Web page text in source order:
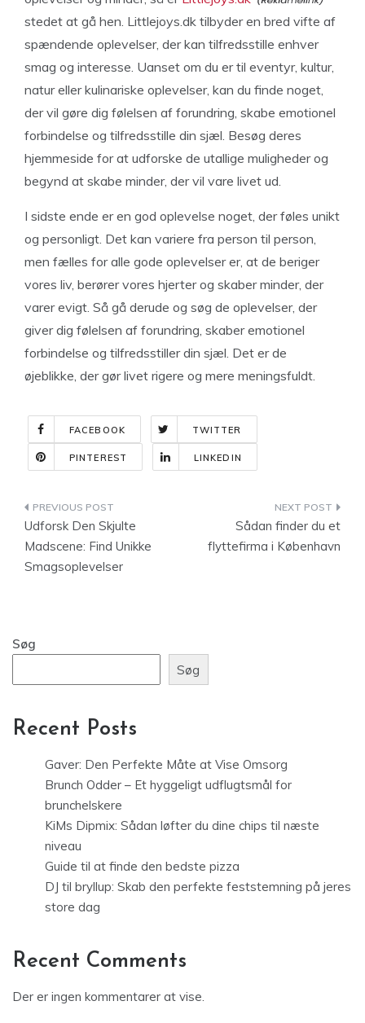
stedet at gå hen. Littlejoys.dk tilbyder en bred vifte af
spændende oplevelser, der kan tilfredsstille enhver
smag og interesse. Uanset om du er til eventyr, kultur,
natur eller kulinariske oplevelser, kan du finde noget,
der vil gøre dig følelsen af forundring, skabe emotionel
forbindelse og tilfredsstille din sjæl. Besøg deres
hjemmeside for at udforske de utallige muligheder og
begynd at skabe minder, der vil vare livet ud.
I sidste ende er en god oplevelse noget, der føles unikt
og personligt. Det kan variere fra person til person,
men fælles for alle gode oplevelser er, at de beriger
vores liv, berører vores hjerter og skaber minder, der
varer evigt. Så gå derude og søg de oplevelser, der
giver dig følelsen af forundring, skaber emotionel
forbindelse og tilfredsstiller din sjæl. Det er de
øjeblikke, der gør livet rigere og mere meningsfuldt.
FACEBOOK TWITTER
PINTEREST LINKEDIN
Indlægsnavigation
Udforsk Den Skjulte
Madscene: Find Unikke
Smagsoplevelser
Sådan finder du et
flyttefirma i København
Søg
Søg
Recent Posts
Gaver: Den Perfekte Måte at Vise Omsorg
Brunch Odder – Et hyggeligt udflugtsmål for
brunchelskere
KiMs Dipmix: Sådan løfter du dine chips til næste
niveau
Guide til at finde den bedste pizza
DJ til bryllup: Skab den perfekte feststemning på jeres
store dag
Recent Comments
Der er ingen kommentarer at vise.